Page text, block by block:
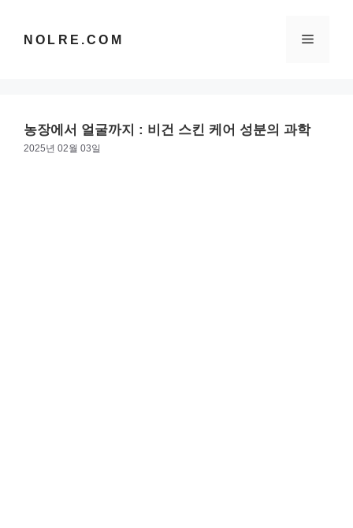
NOLRE.COM 메
농장에서 얼굴까지 : 비건 스킨 케어 성분의 과학
2025년 02월 03일